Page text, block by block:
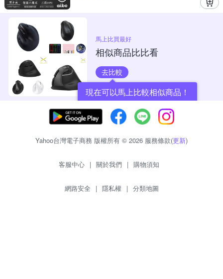
馬上比買最好
相似商品比比看
去比較
現在可以馬上比較相似商品！
Yahoo台灣電子商務 版權所有 © 2026 服務條款(更新)
客服中心 | 關於我們 | 購物須知
網路安全 | 隱私權 | 分類地圖